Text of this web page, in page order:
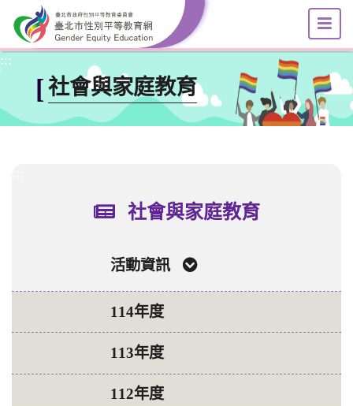
跳到主要內容區塊
:::
[ 社會與家庭教育
選
社會與家庭教育
活動資訊
114年度
113年度
112年度